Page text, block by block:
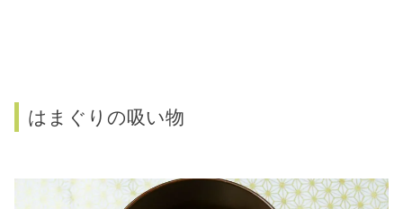
はまぐりの吸い物